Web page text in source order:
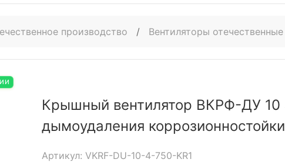
производство / Вентиляторы
Крышный вентилятор ВКРФ-ДУ 10
дымоудаления
Артикул: VKRF-DU-10-4-750-KR1